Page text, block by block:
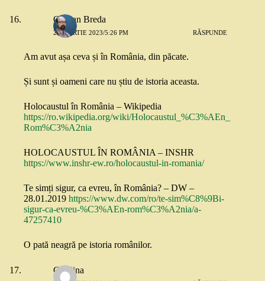
Olivian Breda
23 MARTIE 2023/5:26 PM RĂSPUNDE
Am avut așa ceva și în România, din păcate.
Și sunt și oameni care nu știu de istoria aceasta.
Holocaustul în România – Wikipedia
https://ro.wikipedia.org/wiki/Holocaustul_%C3%AEn_
Rom%C3%A2nia
HOLOCAUSTUL ÎN ROMÂNIA – INSHR
https://www.inshr-ew.ro/holocaustul-in-romania/
Te simți sigur, ca evreu, în România? – DW –
28.01.2019 https://www.dw.com/ro/te-sim%C8%9Bi-
sigur-ca-evreu-%C3%AEn-rom%C3%A2nia/a-
47257410
O pată neagră pe istoria românilor.
Catalina